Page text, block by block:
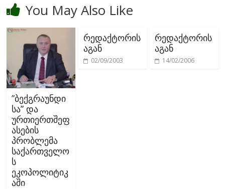
You May Also Like
”ბექგრაუნდი
სა” და
ურთიერთშეფ
ასების
პრობლემა
საქართველო
ს
ეკოპოლიტიკ
აში
რედაქტორის
აგან
02/09/2003
რედაქტორის
აგან
14/02/2006